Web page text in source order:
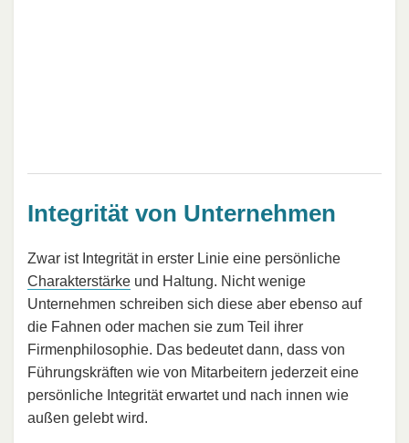
Integrität von Unternehmen
Zwar ist Integrität in erster Linie eine persönliche
Charakterstärke und Haltung. Nicht wenige
Unternehmen schreiben sich diese aber ebenso auf
die Fahnen oder machen sie zum Teil ihrer
Firmenphilosophie. Das bedeutet dann, dass von
Führungskräften wie von Mitarbeitern jederzeit eine
persönliche Integrität erwartet und nach innen wie
außen gelebt wird.